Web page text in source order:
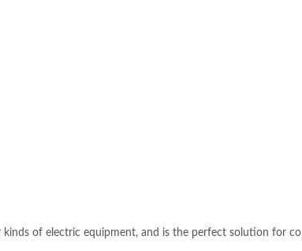
of electric equipment, and is the perfect solution for